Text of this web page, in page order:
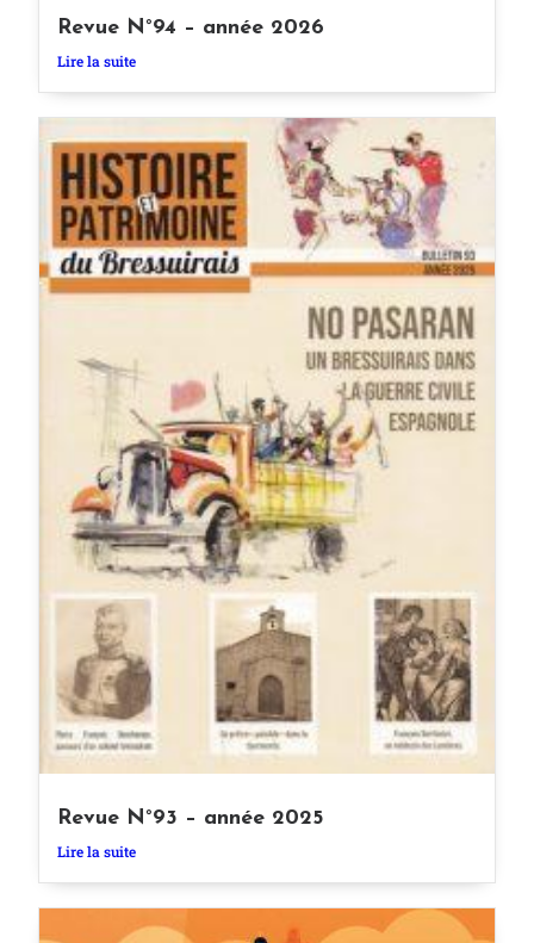
Revue N°94 – année 2026
Lire la suite
Revue N°93 – année 2025
Lire la suite